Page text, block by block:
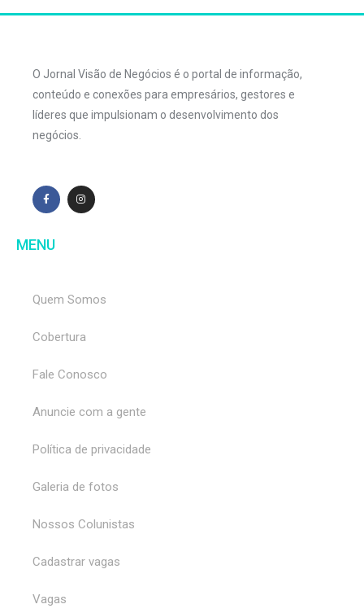
O Jornal Visão de Negócios é o portal de informação,
conteúdo e conexões para empresários, gestores e
líderes que impulsionam o desenvolvimento dos
negócios.
MENU
Quem Somos
Cobertura
Fale Conosco
Anuncie com a gente
Política de privacidade
Galeria de fotos
Nossos Colunistas
Cadastrar vagas
Vagas